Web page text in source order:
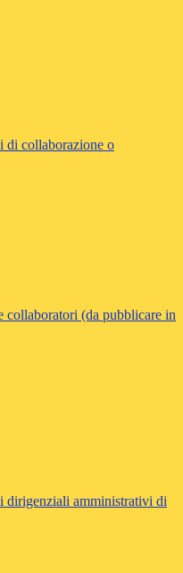
di collaborazione o
collaboratori (da pubblicare in
dirigenziali amministrativi di